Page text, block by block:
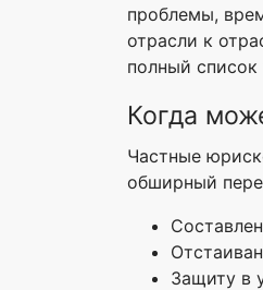
проблемы,
отрасли к
полный
Когда
Частные
обширный
Защиту в